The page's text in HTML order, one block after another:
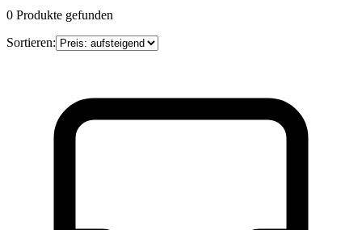
0 Produkte gefunden
Sortieren: